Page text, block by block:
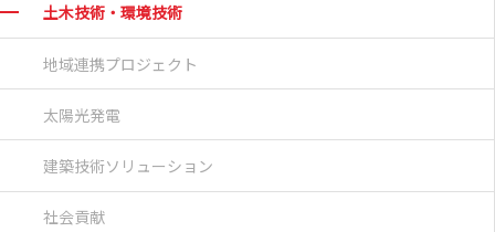
土木技術・環境技術
地域連携プロジェクト
太陽光発電
建築技術ソリューション
社会貢献